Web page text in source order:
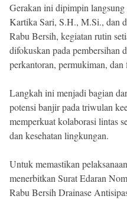
Gerakan ini dipimpin
Kartika Sari, S.H., M.Si., dan
Rabu Bersih, kegiatan rutin
difokuskan pada pembersihan
perkantoran, permukiman, dan
Langkah ini menjadi bagian
potensi banjir pada triwulan
memperkuat kolaborasi lintas
dan kesehatan lingkungan.
Untuk memastikan
menerbitkan Surat Edaran
Rabu Bersih Drainase